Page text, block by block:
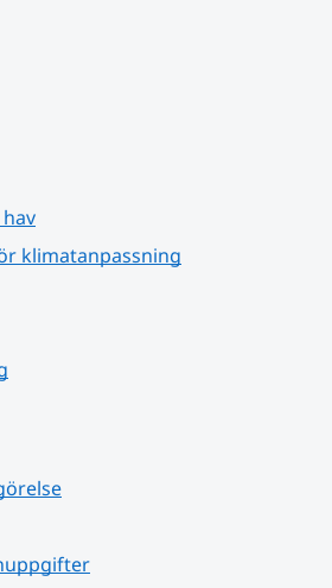
klimatanpassning